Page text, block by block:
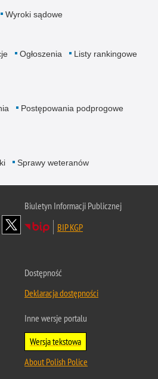
Wyroki sądowe
Ogłoszenia
Listy rankingowe
Postępowania podprogowe
Sprawy weteranów
Biuletyn Informacji Publicznej
BIP KGP
Dostępność
Deklaracja dostępności
Inne wersje portalu
Wersja tekstowa
About Polish Police